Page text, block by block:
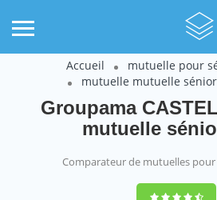
Accueil
mutuelle pour
mutuelle mutuelle
Groupama
mutuelle
Comparateur de mutuelles pour